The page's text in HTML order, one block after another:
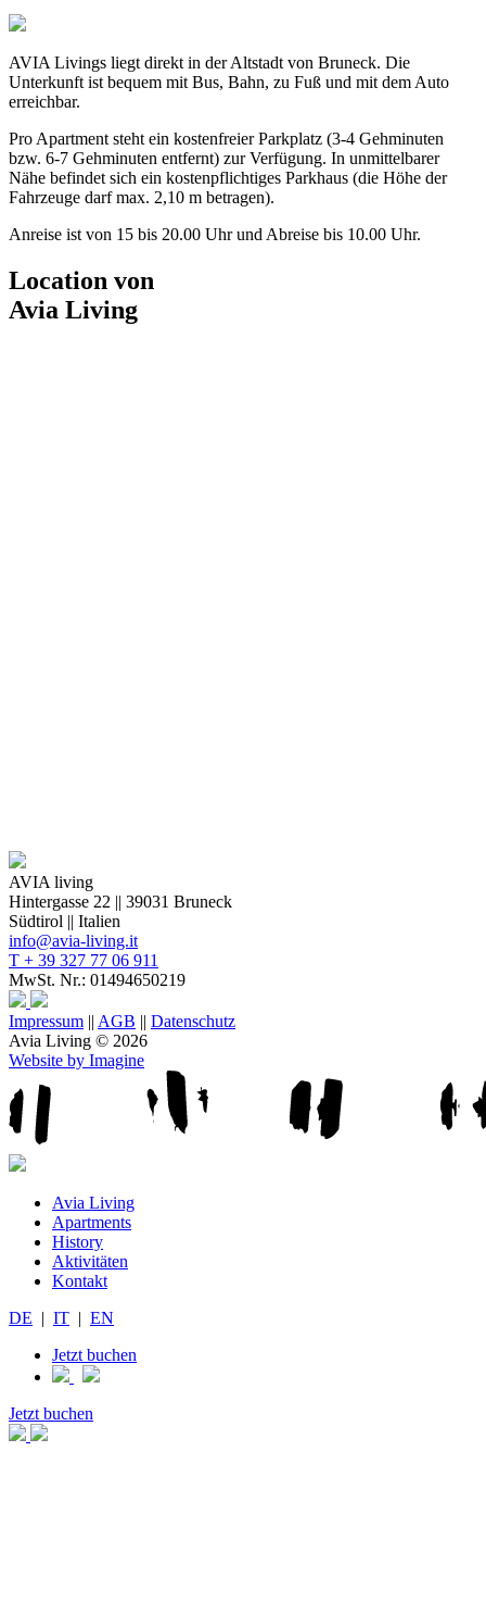
AVIA Livings liegt direkt in der Altstadt von Bruneck. Die
Unterkunft ist bequem mit Bus, Bahn, zu Fuß und mit dem Auto
erreichbar.
Pro Apartment steht ein kostenfreier Parkplatz (3-4 Gehminuten
bzw. 6-7 Gehminuten entfernt) zur Verfügung. In unmittelbarer
Nähe befindet sich ein kostenpflichtiges Parkhaus (die Höhe der
Fahrzeuge darf max. 2,10 m betragen).
Anreise ist von 15 bis 20.00 Uhr und Abreise bis 10.00 Uhr.
Location von
Avia Living
AVIA living
Hintergasse 22 || 39031 Bruneck
Südtirol || Italien
info@avia-living.it
T + 39 327 77 06 911
MwSt. Nr.: 01494650219
Impressum || AGB || Datenschutz
Avia Living © 2026
Website by Imagine
Avia Living
Apartments
History
Aktivitäten
Kontakt
DE | IT | EN
Jetzt buchen
Jetzt buchen